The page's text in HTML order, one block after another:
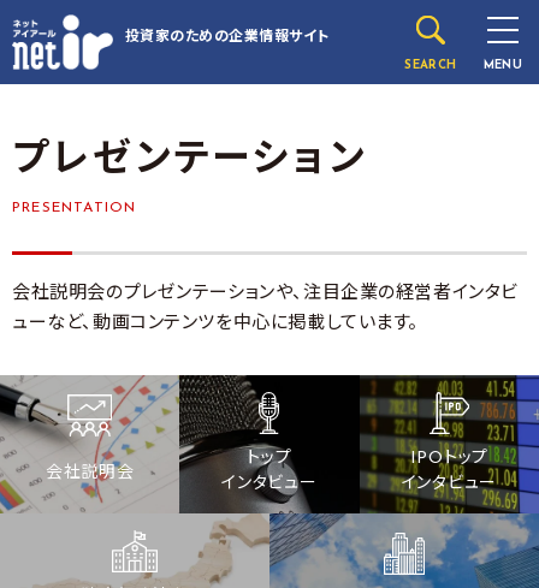
投資家のための企業情報サイト
SEARCH MENU
プレゼンテーション
PRESENTATION
会社説明会のプレゼンテーションや、注目企業の経営者インタビ
ューなど、動画コンテンツを中心に掲載しています。
会社説明会
トップ
インタビュー
IPOトップ
インタビュー